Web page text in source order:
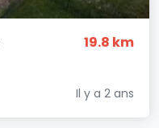
19.8 km
Il y a 2 ans